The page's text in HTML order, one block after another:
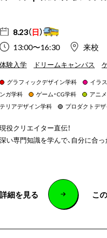
8.23（日）
13:00〜16:30
来校
体験入学 ドリームキャンパス
グラフィックデザイン学科 イラ
ンガ学科
ゲーム・CG学科 アニ
テリアデザイン学科
プロダクトデ
現役クリエイター直伝！
深い専門知識を学んで、自分に合っ
詳細を見る こ